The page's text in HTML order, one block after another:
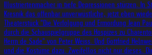
Illustriertenmacher in tiefe Depressionen stürzen. In
Kresnik das offenbar unverwüstliche, jetzt eben
Theaterstück "Die Verfolgung und Ermordung Jean
durch die Schauspielgruppe des Hospizes zu
Herrn de Sade" von Peter Weiss. Und Gottfried
und die Kostüme dazu. Zweifellos nicht nur dieses.